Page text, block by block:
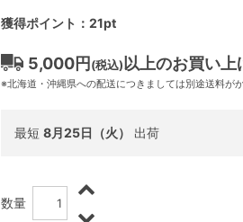
獲得ポイント：21pt
5,000円 (税込) 以上のお買い上
※北海道・沖縄県への配送につきましては別途送料がか
最短 8月25日（火） 出荷
数量